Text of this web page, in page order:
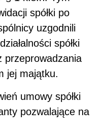
spółki po
uzgodnili
spółki
przeprowadzania
jej majątku.
umowy spółki
pozwalające na